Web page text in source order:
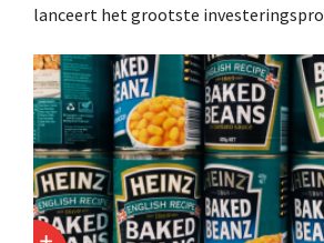
lanceert het grootste
moeten dit momentum grijpen”.